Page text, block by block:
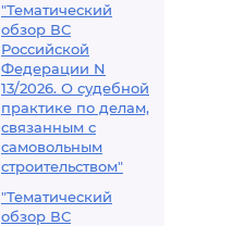
"Тематический
обзор ВС
Российской
Федерации N
13/2026. О судебной
практике по делам,
связанным с
самовольным
строительством"
"Тематический
обзор ВС